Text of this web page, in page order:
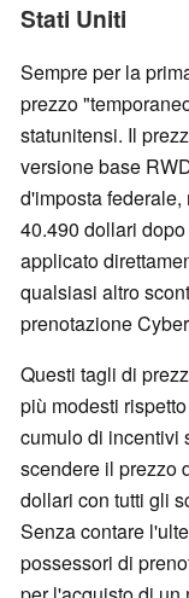
Stati Uniti
Sempre per la
prezzo
statunitensi. Il
versione base
d'imposta
40.490 dollari
applicato
qualsiasi altro
prenotazione
Questi tagli di
più modesti
cumulo di incentivi
scendere il prezzo
dollari con tutti gli
Senza contare
possessori di